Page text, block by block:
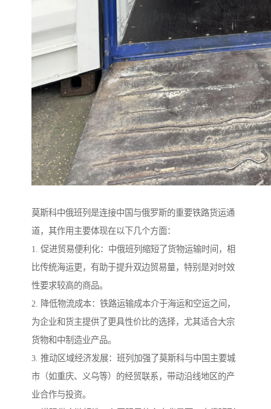
莫斯科中俄班列是连接中国与俄罗斯的重要铁路货运通
道，其作用主要体现在以下几个方面：
1. 促进贸易便利化：中俄班列缩短了货物运输时间，相
比传统海运更，有助于提升双边贸易量，特别是对时效
性要求较高的商品。
2. 降低物流成本：铁路运输成本介于海运和空运之间，
为企业和货主提供了更具性价比的选择，尤其适合大宗
货物和中制造业产品。
3. 推动区域经济发展：班列加强了莫斯科与中国主要城
市（如重庆、义乌等）的经贸联系，带动沿线地区的产
业合作与投资。